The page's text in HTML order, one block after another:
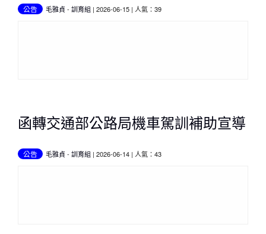
公告 毛雅貞 - 訓育組 | 2026-06-15 | 人氣：39
函轉交通部公路局機車駕訓補助宣導
公告 毛雅貞 - 訓育組 | 2026-06-14 | 人氣：43